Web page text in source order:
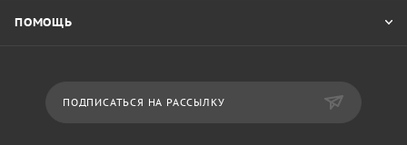
ПОМОЩЬ
ПОДПИСАТЬСЯ НА РАССЫЛКУ